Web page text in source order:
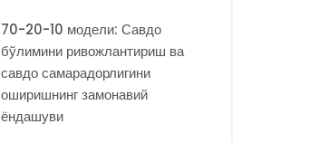
70-20-10 модели: Савдо
бўлимини ривожлантириш ва
савдо самарадорлигини
оширишнинг замонавий
ёндашуви